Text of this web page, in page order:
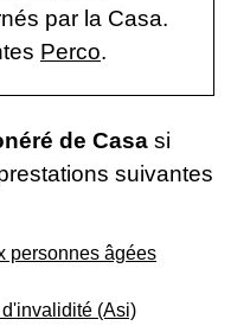
par la Casa.
Perco.
de Casa si
suivantes
personnes âgées
(Asi)